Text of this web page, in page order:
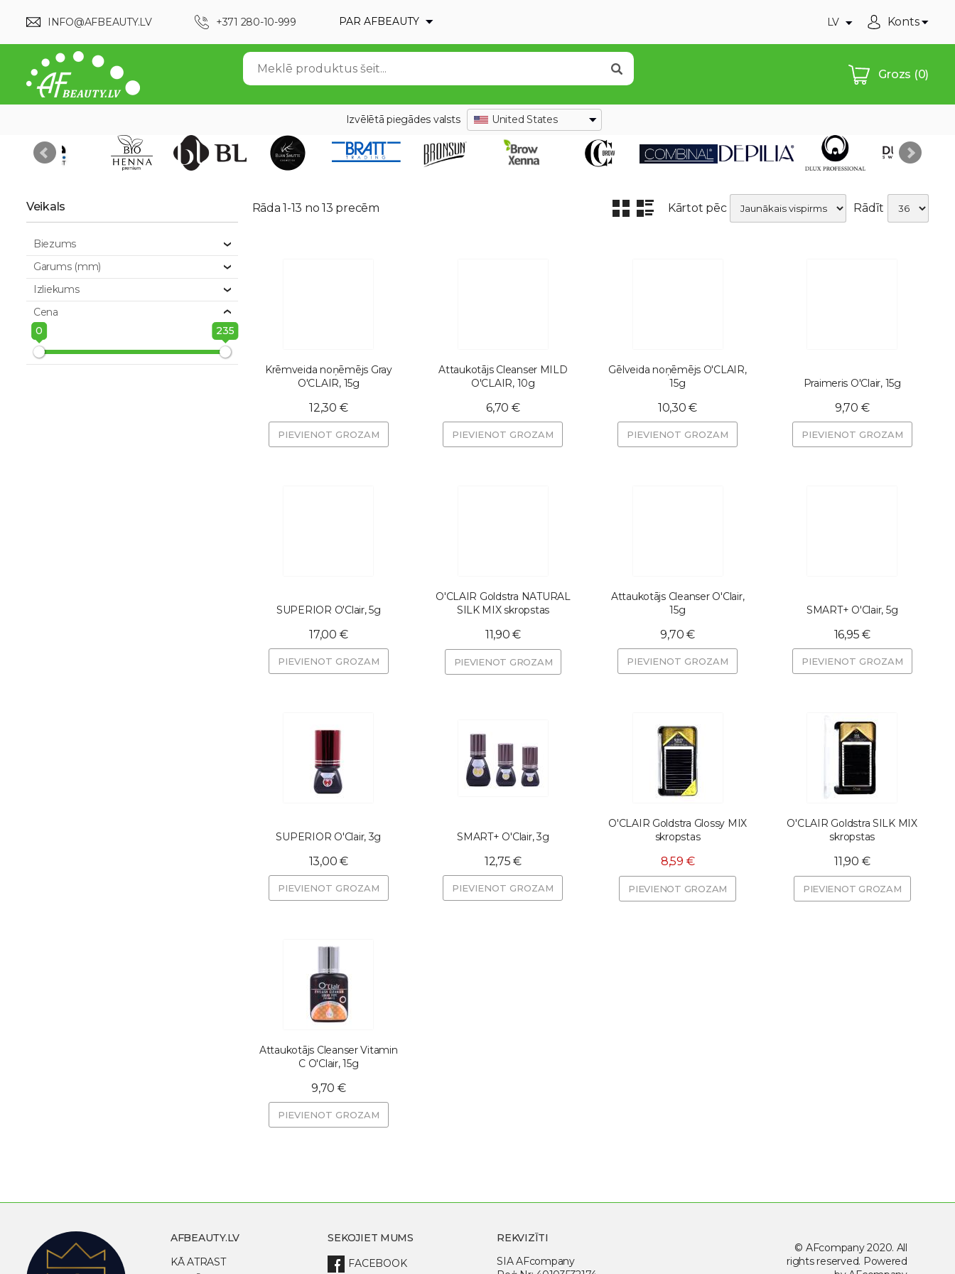
INFO@AFBEAUTY.LV +371 280-10-999 PAR AFBEAUTY LV Konts
Grozs (0)
Izvēlētā piegādes valsts United States
Veikals
Biezums
Garums (mm)
Izliekums
Cena
0
235
Rāda 1-13 no 13 precēm Kārtot pēc Rādīt
Krēmveida noņēmējs Gray
O'CLAIR, 15g
12,30 €
PIEVIENOT GROZAM
Attaukotājs Cleanser MILD
O'CLAIR, 10g
6,70 €
PIEVIENOT GROZAM
Gēlveida noņēmējs O'CLAIR,
15g
10,30 €
PIEVIENOT GROZAM
Praimeris O'Clair, 15g
9,70 €
PIEVIENOT GROZAM
SUPERIOR O'Clair, 5g
17,00 €
PIEVIENOT GROZAM
O'CLAIR Goldstra NATURAL
SILK MIX skropstas
11,90 €
PIEVIENOT GROZAM
Attaukotājs Cleanser O'Clair,
15g
9,70 €
PIEVIENOT GROZAM
SMART+ O'Clair, 5g
16,95 €
PIEVIENOT GROZAM
SUPERIOR O'Clair, 3g
13,00 €
PIEVIENOT GROZAM
SMART+ O'Clair, 3g
12,75 €
PIEVIENOT GROZAM
O'CLAIR Goldstra Glossy MIX
skropstas
8,59 €
PIEVIENOT GROZAM
O'CLAIR Goldstra SILK MIX
skropstas
11,90 €
PIEVIENOT GROZAM
Attaukotājs Cleanser Vitamin
C O'Clair, 15g
9,70 €
PIEVIENOT GROZAM
AFBEAUTY.LV
KĀ ATRAST
SEKOJIET MUMS
FACEBOOK
REKVIZĪTI
SIA AFcompany
© AFcompany 2020. All
rights reserved. Powered